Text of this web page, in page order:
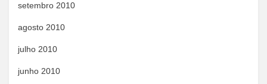
setembro 2010
agosto 2010
julho 2010
junho 2010